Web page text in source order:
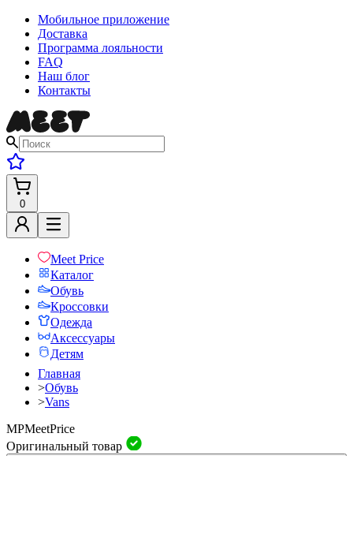
Мобильное приложение
Доставка
Программа лояльности
FAQ
Наш блог
Контакты
0
Meet Price
Каталог
Обувь
Кроссовки
Одежда
Аксессуары
Детям
Главная
>Обувь
>Vans
MPMeetPrice
Оригинальный товар